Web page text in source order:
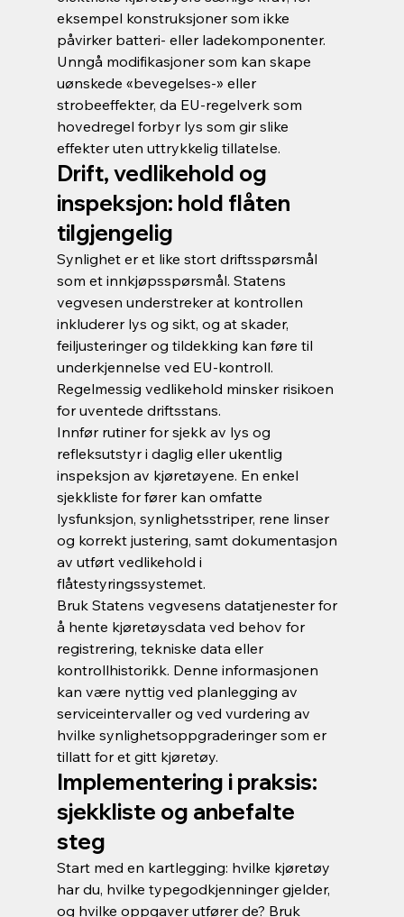
eksempel konstruksjoner som ikke
påvirker batteri- eller ladekomponenter.
Unngå modifikasjoner som kan skape
uønskede «bevegelses-» eller
strobeeffekter, da EU-regelverk som
hovedregel forbyr lys som gir slike
effekter uten uttrykkelig tillatelse.
Drift, vedlikehold og
inspeksjon: hold flåten
tilgjengelig
Synlighet er et like stort driftsspørsmål
som et innkjøpsspørsmål. Statens
vegvesen understreker at kontrollen
inkluderer lys og sikt, og at skader,
feiljusteringer og tildekking kan føre til
underkjennelse ved EU-kontroll.
Regelmessig vedlikehold minsker risikoen
for uventede driftsstans.
Innfør rutiner for sjekk av lys og
refleksutstyr i daglig eller ukentlig
inspeksjon av kjøretøyene. En enkel
sjekkliste for fører kan omfatte
lysfunksjon, synlighetsstriper, rene linser
og korrekt justering, samt dokumentasjon
av utført vedlikehold i
flåtestyringssystemet.
Bruk Statens vegvesens datatjenester for
å hente kjøretøysdata ved behov for
registrering, tekniske data eller
kontrollhistorikk. Denne informasjonen
kan være nyttig ved planlegging av
serviceintervaller og ved vurdering av
hvilke synlighetsoppgraderinger som er
tillatt for et gitt kjøretøy.
Implementering i praksis:
sjekkliste og anbefalte
steg
Start med en kartlegging: hvilke kjøretøy
har du, hvilke typegodkjenninger gjelder,
og hvilke oppgaver utfører de? Bruk